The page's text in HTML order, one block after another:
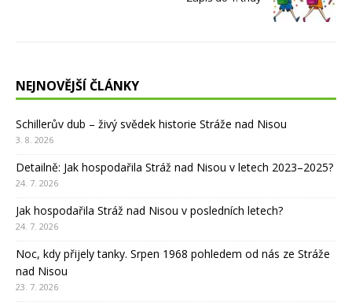
NEJNOVĚJŠÍ ČLÁNKY
Schillerův dub – živý svědek historie Stráže nad Nisou
3. 8. 2026
Detailně: Jak hospodařila Stráž nad Nisou v letech 2023–2025?
24. 7. 2026
Jak hospodařila Stráž nad Nisou v posledních letech?
24. 7. 2026
Noc, kdy přijely tanky. Srpen 1968 pohledem od nás ze Stráže
nad Nisou
23. 7. 2026